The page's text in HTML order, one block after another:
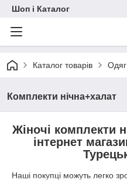
Шоп і Каталог
Каталог товарів Одяг
Комплекти нічна+халат
Жіночі комплекти
інтернет
Наші покупці можуть легко